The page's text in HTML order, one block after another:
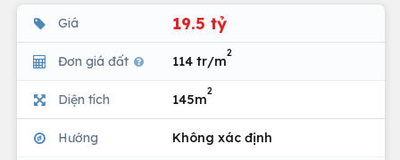
Giá 19.5 tỷ
Đơn giá đất 114 tr/m
2
Diện tích 145m
2
Hướng Không xác định